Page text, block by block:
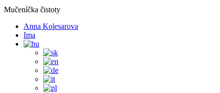
Mučeníčka čistoty
Anna Kolesarova
Ima